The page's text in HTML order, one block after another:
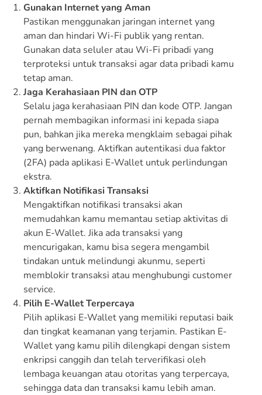
Gunakan Internet yang Aman
Pastikan menggunakan jaringan internet yang
aman dan hindari Wi-Fi publik yang rentan.
Gunakan data seluler atau Wi-Fi pribadi yang
terproteksi untuk transaksi agar data pribadi kamu
tetap aman.
Jaga Kerahasiaan PIN dan OTP
Selalu jaga kerahasiaan PIN dan kode OTP. Jangan
pernah membagikan informasi ini kepada siapa
pun, bahkan jika mereka mengklaim sebagai pihak
yang berwenang. Aktifkan autentikasi dua faktor
(2FA) pada aplikasi E-Wallet untuk perlindungan
ekstra.
Aktifkan Notifikasi Transaksi
Mengaktifkan notifikasi transaksi akan
memudahkan kamu memantau setiap aktivitas di
akun E-Wallet. Jika ada transaksi yang
mencurigakan, kamu bisa segera mengambil
tindakan untuk melindungi akunmu, seperti
memblokir transaksi atau menghubungi customer
service.
Pilih E-Wallet Terpercaya
Pilih aplikasi E-Wallet yang memiliki reputasi baik
dan tingkat keamanan yang terjamin. Pastikan E-
Wallet yang kamu pilih dilengkapi dengan sistem
enkripsi canggih dan telah terverifikasi oleh
lembaga keuangan atau otoritas yang terpercaya,
sehingga data dan transaksi kamu lebih aman.